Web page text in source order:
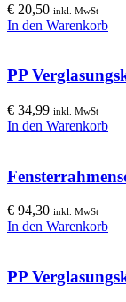
€ 20,50 inkl. MwSt
In den Warenkorb
PP
€ 34,99 inkl. MwSt
In den Warenkorb
€ 94,30 inkl. MwSt
In den Warenkorb
PP